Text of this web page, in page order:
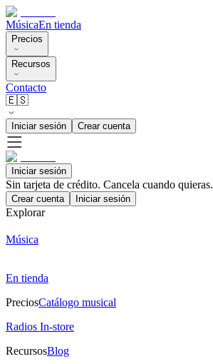
MúsicaEn tienda
Precios
Recursos
Contacto
🇪🇸
Iniciar sesión Crear cuenta
Iniciar sesión
Sin tarjeta de crédito. Cancela cuando quieras.
Crear cuenta Iniciar sesión
Explorar
Música
En tienda
PreciosCatálogo musical
Radios In-store
RecursosBlog